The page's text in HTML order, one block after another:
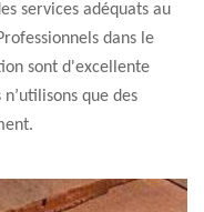
services adéquats au
dans le
sont d'excellente
que des